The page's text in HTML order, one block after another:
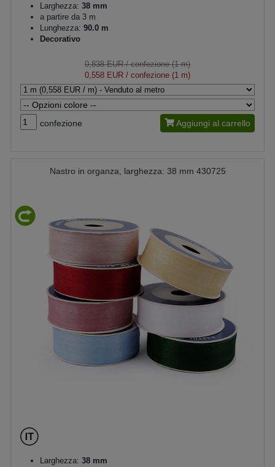
Larghezza: 38 mm
a partire da 3 m
Lunghezza: 90.0 m
Decorativo
0,838 EUR/ confezione (1 m)
0,558 EUR / confezione (1 m)
confezione Aggiungi al carrello
Nastro in organza, larghezza: 38 mm 430725
Larghezza: 38 mm